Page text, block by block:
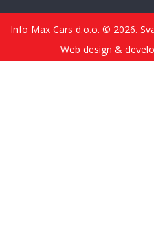
Info Max Cars d.o.o. © 2026.
Web design &